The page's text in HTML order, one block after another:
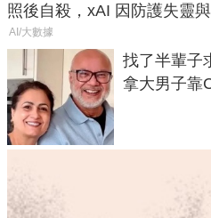
照後自殺，xAI 因防護失靈
AI/大數據
找了半輩子
拿大男子靠